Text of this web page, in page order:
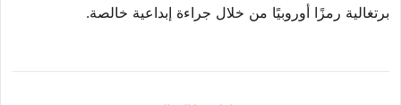
برتغالية رمزًا أوروبيًا من خلال جراءة إبداعية خالصة.